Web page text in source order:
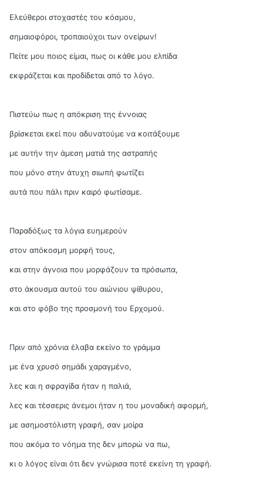
Ελεύθεροι στοχαστές του κόσμου,
σημαιοφόροι, τροπαιούχοι των ονείρων!
Πείτε μου ποιος είμαι, πως οι κάθε μου ελπίδα
εκφράζεται και προδίδεται από το λόγο.
Πιστεύω πως η απόκριση της έννοιας
βρίσκεται εκεί που αδυνατούμε να κοιτάξουμε
με αυτήν την άμεση ματιά της αστραπής
που μόνο στην άτυχη σιωπή φωτίζει
αυτά που πάλι πριν καιρό φωτίσαμε.
Παραδόξως τα λόγια ευημερούν
στον απόκοσμη μορφή τους,
και στην άγνοια που μορφάζουν τα πρόσωπα,
στο άκουσμα αυτού του αιώνιου ψίθυρου,
και στο φόβο της προσμονή του Ερχομού.
Πριν από χρόνια έλαβα εκείνο το γράμμα
με ένα χρυσό σημάδι χαραγμένο,
λες και η σφραγίδα ήταν η παλιά,
λες και τέσσερις άνεμοι ήταν η του μοναδική αφορμή,
με ασημοστόλιστη γραφή, σαν μοίρα
που ακόμα το νόημα της δεν μπορώ να πω,
κι ο λόγος είναι ότι δεν γνώρισα ποτέ εκείνη τη γραφή.